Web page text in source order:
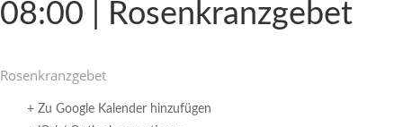
08:00 | Rosenkranzgebet
Rosen­kranz­gebet
+ Zu Google Kalender hinzufügen